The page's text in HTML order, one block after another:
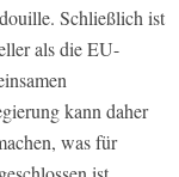
Schließlich ist
als die EU-
kann daher
was für